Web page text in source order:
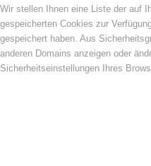
Wir stellen Ihnen eine Liste der auf
gespeicherten Cookies zur
gespeichert haben. Aus
anderen Domains anzeigen oder
Sicherheitseinstellungen Ihres